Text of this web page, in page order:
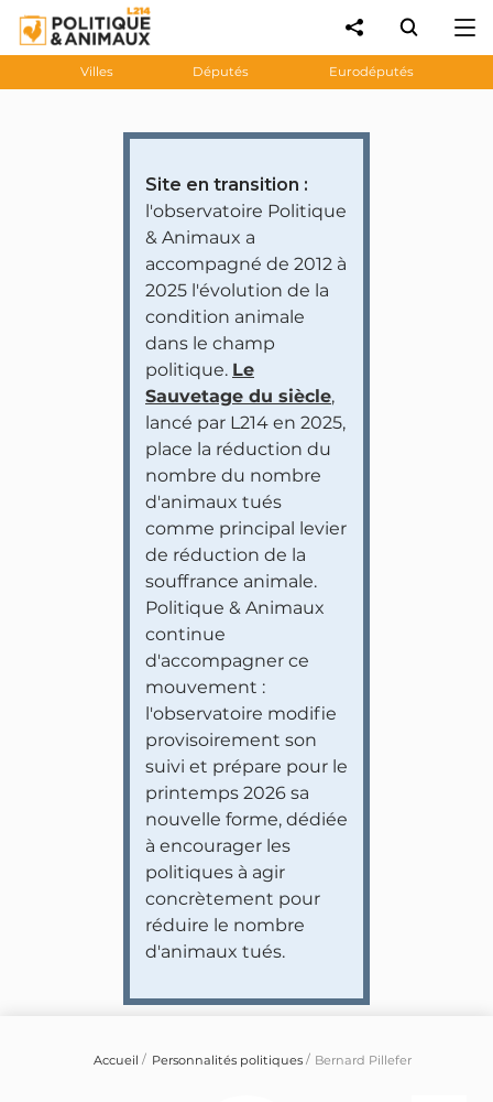
Villes Députés Eurodéputés
Site en transition :
l'observatoire Politique
& Animaux a
accompagné de 2012 à
2025 l'évolution de la
condition animale
dans le champ
politique. Le
Sauvetage du siècle,
lancé par L214 en 2025,
place la réduction du
nombre du nombre
d'animaux tués
comme principal levier
de réduction de la
souffrance animale.
Politique & Animaux
continue
d'accompagner ce
mouvement :
l'observatoire modifie
provisoirement son
suivi et prépare pour le
printemps 2026 sa
nouvelle forme, dédiée
à encourager les
politiques à agir
concrètement pour
réduire le nombre
d'animaux tués.
Accueil Personnalités politiques Bernard Pillefer